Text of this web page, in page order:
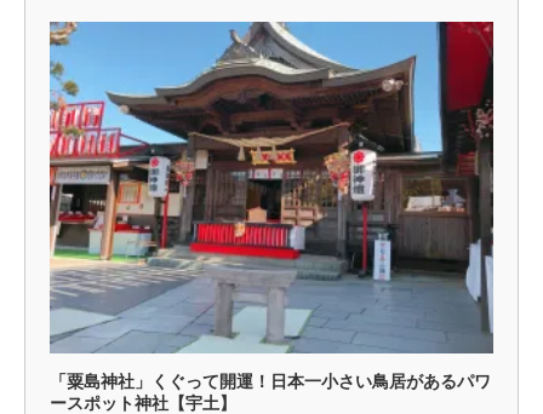
「粟島神社」くぐって開運！日本一小さい鳥居があるパワ
ースポット神社【宇土】